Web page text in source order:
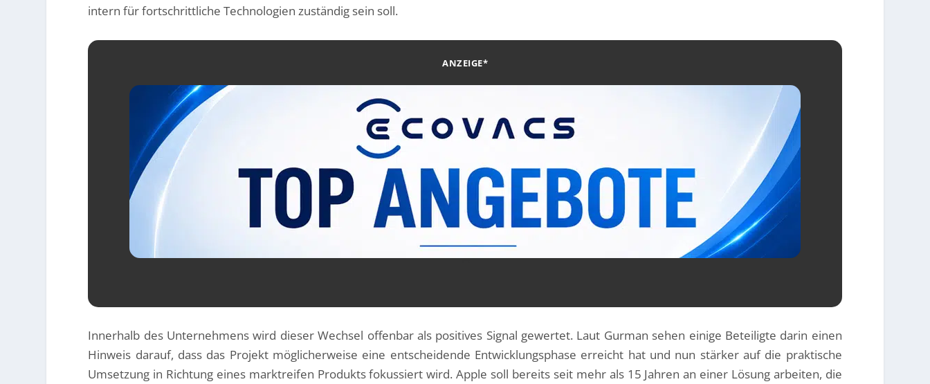
intern für fortschrittliche Technologien zuständig sein soll.
ANZEIGE*
Innerhalb des Unternehmens wird dieser Wechsel offenbar als positives Signal gewertet. Laut Gurman sehen einige Beteiligte darin einen
Hinweis darauf, dass das Projekt möglicherweise eine entscheidende Entwicklungsphase erreicht hat und nun stärker auf die praktische
Umsetzung in Richtung eines marktreifen Produkts fokussiert wird. Apple soll bereits seit mehr als 15 Jahren an einer Lösung arbeiten, die